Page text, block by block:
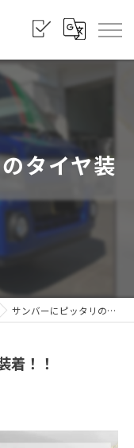
タイヤ装
サンバーにピッタリのタイヤ装着！！
着！！